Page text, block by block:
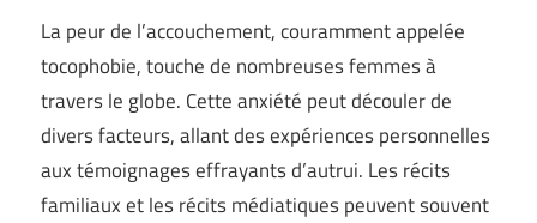
La peur de l’accouchement, couramment appelée
tocophobie, touche de nombreuses femmes à
travers le globe. Cette anxiété peut découler de
divers facteurs, allant des expériences personnelles
aux témoignages effrayants d’autrui. Les récits
familiaux et les récits médiatiques peuvent souvent